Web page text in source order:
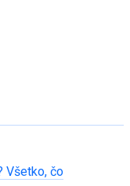
Všetko, čo